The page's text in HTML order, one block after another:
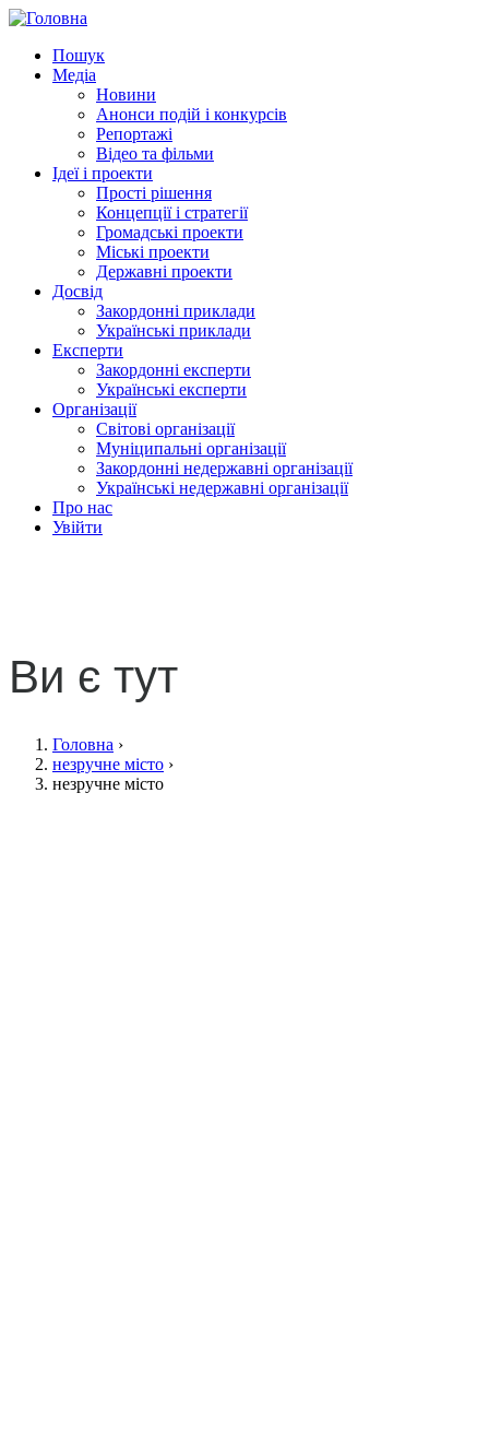
Пошук
Медіа
Новини
Анонси подій і конкурсів
Репортажі
Відео та фільми
Ідеї і проекти
Прості рішення
Концепції і стратегії
Громадські проекти
Міські проекти
Державні проекти
Досвід
Закордонні приклади
Українські приклади
Експерти
Закордонні експерти
Українські експерти
Організації
Світові організації
Муніципальні організації
Закордонні недержавні організації
Українські недержавні організації
Про нас
Увійти
Ви є тут
Головна ›
незручне місто ›
незручне місто